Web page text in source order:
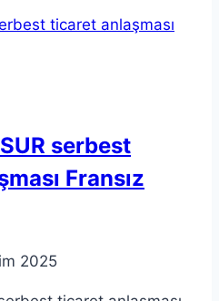
serbest
Fransız
2025